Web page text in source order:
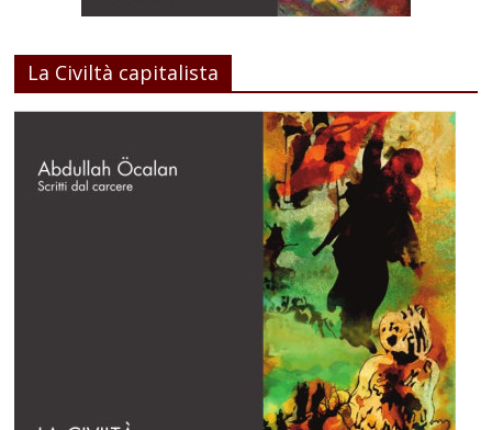
La Civiltà capitalista